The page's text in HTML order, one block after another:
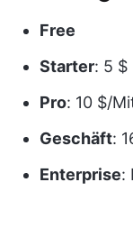
Free
Starter: 5 $
Pro: 10 $/
Geschäft:
Enterprise: